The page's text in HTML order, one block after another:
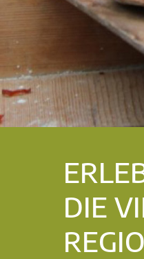
DIE